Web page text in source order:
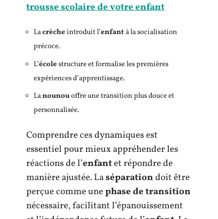
trousse scolaire de votre enfant
Lacrècheintroduit l’enfantà la socialisation
précoce.
L’écolestructure et formalise les premières
expériences d’apprentissage.
Lanounouoffre une transition plus douce et
personnalisée.
Comprendre ces dynamiques est
essentiel pour mieux appréhender les
réactions de l’enfantet répondre de
manière ajustée. Laséparationdoit être
perçue comme unephase de transition
nécessaire, facilitant l’épanouissement